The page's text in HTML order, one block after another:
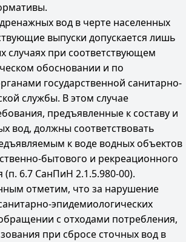
вод в черте населенных
выпуски допускается лишь
случаях при соответствующем
обосновании и по
государственной санитарно-
службы. В этом случае
предъявленные к составу и
вод, должны соответствовать
к воде водных объектов
бытового и рекреационного
(п. 6.7 СанПиН 2.1.5.980-00).
отметим, что за нарушение
эпидемиологических
с отходами потребления,
при сбросе сточных вод в